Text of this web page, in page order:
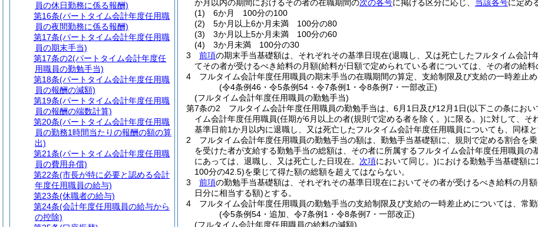
か月以内の期間におけるその者の在職期間の次の各号に掲げる区分に応じ、 当該各号に定め
(1)
6か月 100分の100
(2)
5か月以上6か月未満 100分の80
(3)
3か月以上5か月未満 100分の60
(4)
3か月未満 100分の30
3
前項の期末手当基礎額は、それぞれその基準日現在(退職し、又は死亡したフルタイム会計
てその者が受けるべき給料の月額(給料が日額で定められている者については、その者の給
4
フルタイム会計年度任用職員の期末手当の在職期間の算定、支給制限及び支給の一時差止
(令4条例46・令5条例54・令7条例1・令8条例7・一部改正)
(フルタイム会計年度任用職員の勤勉手当)
第7条の2
フルタイム会計年度任用職員の勤勉手当は、6月1日及び12月1日(以下この条にお
イム会計年度任用職員(任期が6月以上の者(規則で定める者を除く。)に限る。)に対して、そ
基準日前1か月以内に退職し、又は死亡したフルタイム会計年度任用職員についても、同様と
2
フルタイム会計年度任用職員の勤勉手当の額は、勤勉手当基礎額に、規則で定める割合を乗
を受けた者が支給する勤勉手当の総額は、その者に所属するフルタイム会計年度任用職員の
にあっては、退職し、又は死亡した日現在。 次項において同じ。)における勤勉手当基礎額
100分の42.5)を乗じて得た額の総額を超えてはならない。
3
前項の勤勉手当基礎額は、それぞれその基準日現在においてその者が受けるべき給料の月額
日分に相当する額)とする。
4
フルタイム会計年度任用職員の勤勉手当の支給制限及び支給の一時差止めについては、常勤
(令5条例54・追加、令7条例1・令8条例7・一部改正)
(フルタイム会計年度任用職員の給料の減額)
員の休日勤務に係る報酬)
第16条(パートタイム会計年度任用職
員の夜間勤務に係る報酬)
第17条(パートタイム会計年度任用職
員の期末手当)
第17条の2(パートタイム会計年度任
用職員の勤勉手当)
第18条(パートタイム会計年度任用職
員の報酬の減額)
第19条(パートタイム会計年度任用職
員の報酬の端数計算)
第20条(パートタイム会計年度任用職
員の勤務1時間当たりの報酬の額の算
出)
第21条(パートタイム会計年度任用職
員の費用弁償)
第22条(市長が特に必要と認める会計
年度任用職員の給与)
第23条(休職者の給与)
第24条(会計年度任用職員の給与から
の控除)